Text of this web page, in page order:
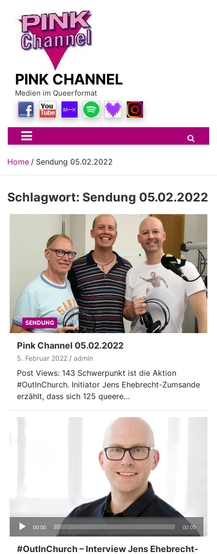
content
PINK CHANNEL
Medien im Queerformat
Home Sendung 05.02.2022
Schlagwort: Sendung 05.02.2022
SENDUNG
Pink Channel 05.02.2022
5. Februar 2022 admin
Post Views: 143 Schwerpunkt ist die Aktion
#OutInChurch. Initiator Jens Ehebrecht-Zumsande
erzählt, dass sich 125 queere…
Audio-
Player
00:00 00:00
#OutInChurch – Interview Jens Ehebrecht-